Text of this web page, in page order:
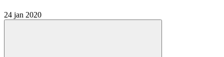
24 jan 2020